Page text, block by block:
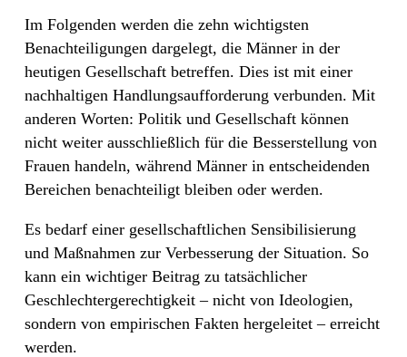
Im Folgenden werden die zehn wichtigsten
Benachteiligungen dargelegt, die Männer in der
heutigen Gesellschaft betreffen. Dies ist mit einer
nachhaltigen Handlungsaufforderung verbunden. Mit
anderen Worten: Politik und Gesellschaft können
nicht weiter ausschließlich für die Besserstellung von
Frauen handeln, während Männer in entscheidenden
Bereichen benachteiligt bleiben oder werden.
Es bedarf einer gesellschaftlichen Sensibilisierung
und Maßnahmen zur Verbesserung der Situation. So
kann ein wichtiger Beitrag zu tatsächlicher
Geschlechtergerechtigkeit – nicht von Ideologien,
sondern von empirischen Fakten hergeleitet – erreicht
werden.